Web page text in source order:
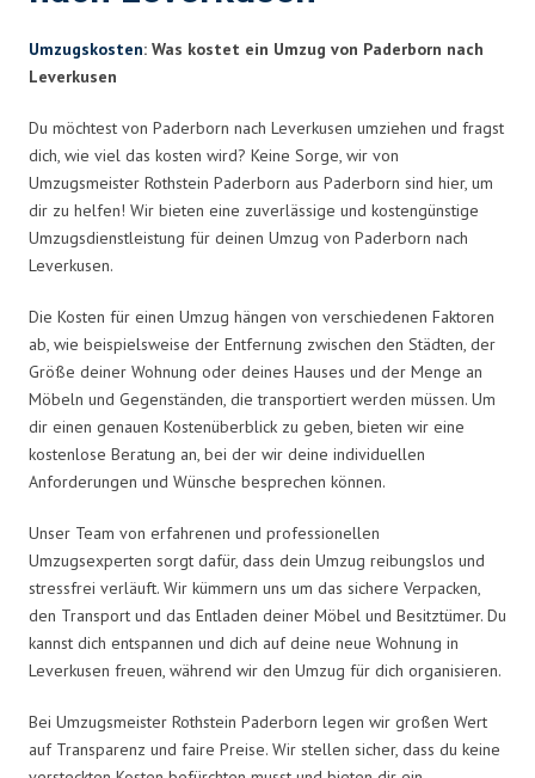
Umzugskosten: Was kostet ein Umzug von Paderborn nach
Leverkusen
Du möchtest von Paderborn nach Leverkusen umziehen und fragst
dich, wie viel das kosten wird? Keine Sorge, wir von
Umzugsmeister Rothstein Paderborn aus Paderborn sind hier, um
dir zu helfen! Wir bieten eine zuverlässige und kostengünstige
Umzugsdienstleistung für deinen Umzug von Paderborn nach
Leverkusen.
Die Kosten für einen Umzug hängen von verschiedenen Faktoren
ab, wie beispielsweise der Entfernung zwischen den Städten, der
Größe deiner Wohnung oder deines Hauses und der Menge an
Möbeln und Gegenständen, die transportiert werden müssen. Um
dir einen genauen Kostenüberblick zu geben, bieten wir eine
kostenlose Beratung an, bei der wir deine individuellen
Anforderungen und Wünsche besprechen können.
Unser Team von erfahrenen und professionellen
Umzugsexperten sorgt dafür, dass dein Umzug reibungslos und
stressfrei verläuft. Wir kümmern uns um das sichere Verpacken,
den Transport und das Entladen deiner Möbel und Besitztümer. Du
kannst dich entspannen und dich auf deine neue Wohnung in
Leverkusen freuen, während wir den Umzug für dich organisieren.
Bei Umzugsmeister Rothstein Paderborn legen wir großen Wert
auf Transparenz und faire Preise. Wir stellen sicher, dass du keine